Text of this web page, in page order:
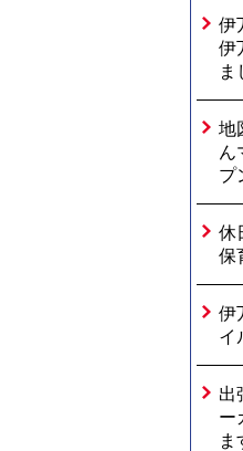
伊
伊
ま
地
ん
プ
休
保
伊
イ
出
ー
ま